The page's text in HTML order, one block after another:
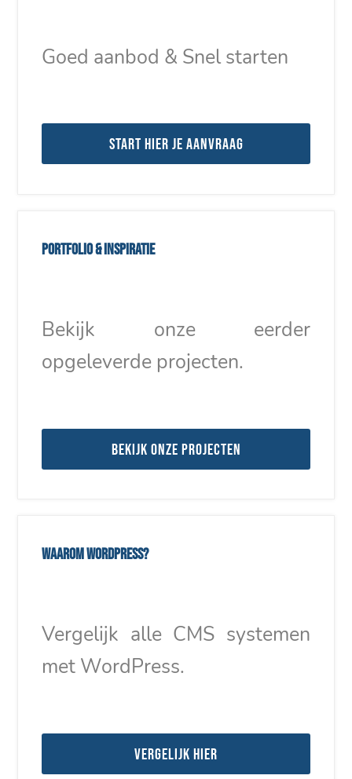
Goed aanbod & Snel starten
Start hier je aanvraag
Portfolio & inspiratie
Bekijk onze eerder
opgeleverde projecten.
Bekijk onze projecten
Waarom WordPress?
Vergelijk alle CMS systemen
met WordPress.
Vergelijk hier